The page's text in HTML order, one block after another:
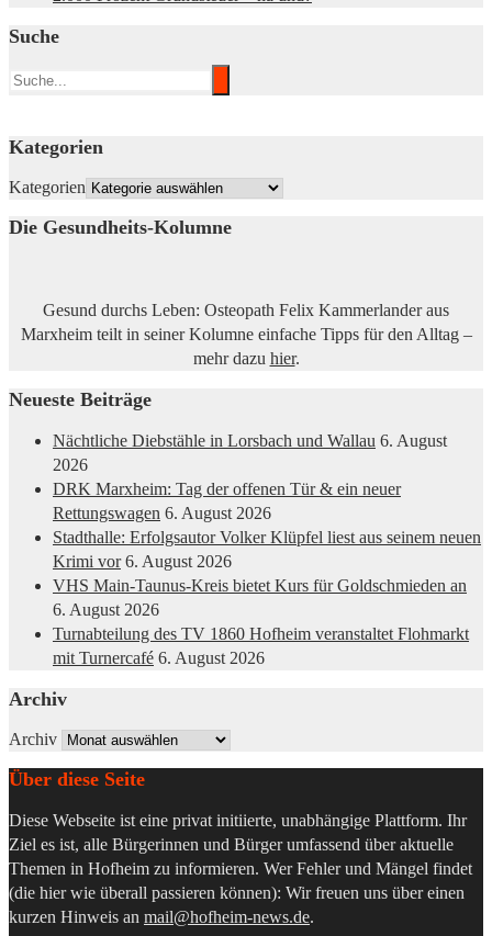
Suche
Kategorien
Kategorien
Die Gesundheits-Kolumne
Gesund durchs Leben: Osteopath Felix Kammerlander aus
Marxheim teilt in seiner Kolumne einfache Tipps für den Alltag –
mehr dazu hier.
Neueste Beiträge
Nächtliche Diebstähle in Lorsbach und Wallau 6. August
2026
DRK Marxheim: Tag der offenen Tür & ein neuer
Rettungswagen 6. August 2026
Stadthalle: Erfolgsautor Volker Klüpfel liest aus seinem neuen
Krimi vor 6. August 2026
VHS Main-Taunus-Kreis bietet Kurs für Goldschmieden an
6. August 2026
Turnabteilung des TV 1860 Hofheim veranstaltet Flohmarkt
mit Turnercafé 6. August 2026
Archiv
Archiv
Über diese Seite
Diese Webseite ist eine privat initiierte, unabhängige Plattform. Ihr
Ziel es ist, alle Bürgerinnen und Bürger umfassend über aktuelle
Themen in Hofheim zu informieren. Wer Fehler und Mängel findet
(die hier wie überall passieren können): Wir freuen uns über einen
kurzen Hinweis an mail@hofheim-news.de.